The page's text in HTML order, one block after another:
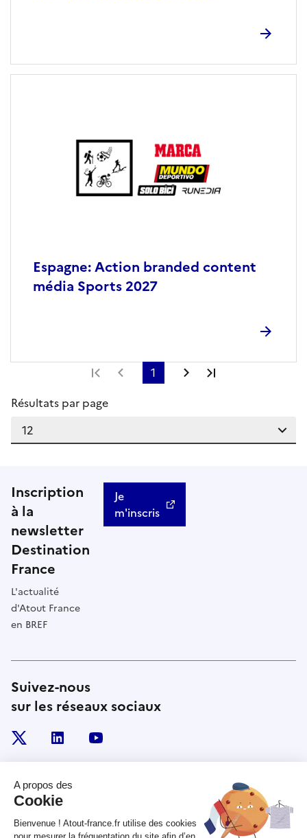
Espagne: Action branded content
média Sports 2027
Première page
Page précédente
1 Page suivante
Résultats par page
Inscription
à la
newsletter
Destination
France
L'actualité
d'Atout France
en BREF
Je
m'inscris
Suivez-nous
sur les réseaux sociaux
linkedin
RÉPUBLIQUE
FRANÇAISE